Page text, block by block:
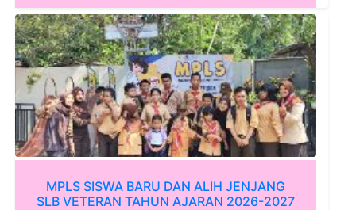
MPLS SISWA BARU DAN ALIH JENJANG
SLB VETERAN TAHUN AJARAN 2026-2027